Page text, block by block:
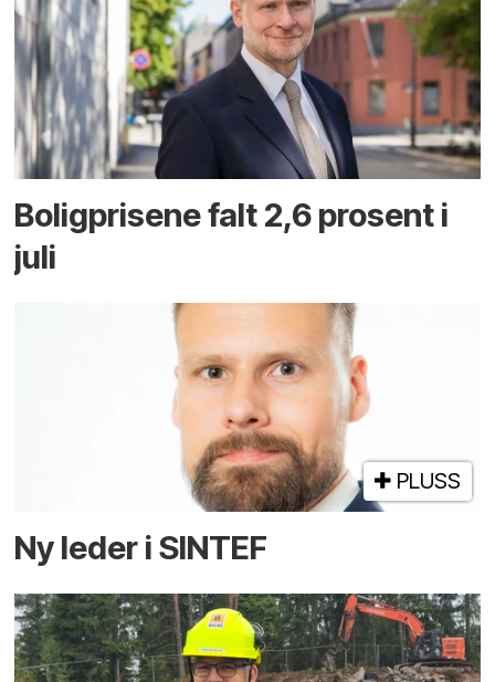
Boligprisene falt 2,6 prosent i
juli
PLUSS
Ny leder i SINTEF